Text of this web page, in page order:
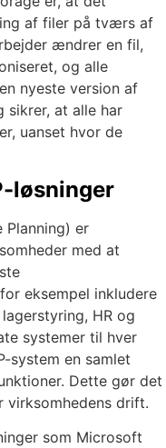
af filer på tværs af
ændrer en fil,
og alle
nyeste version af
sikrer, at alle har
uanset hvor de
løsninger
Planning) er
med at
eksempel inkludere
HR og
systemer til hver
system en samlet
Dette gør det
virksomhedens drift.
som Microsoft